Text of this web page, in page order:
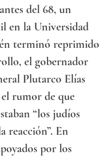
del 68, un
en la Universidad
terminó reprimido
el gobernador
Plutarco Elías
rumor de que
“los judíos
reacción”. En
por los